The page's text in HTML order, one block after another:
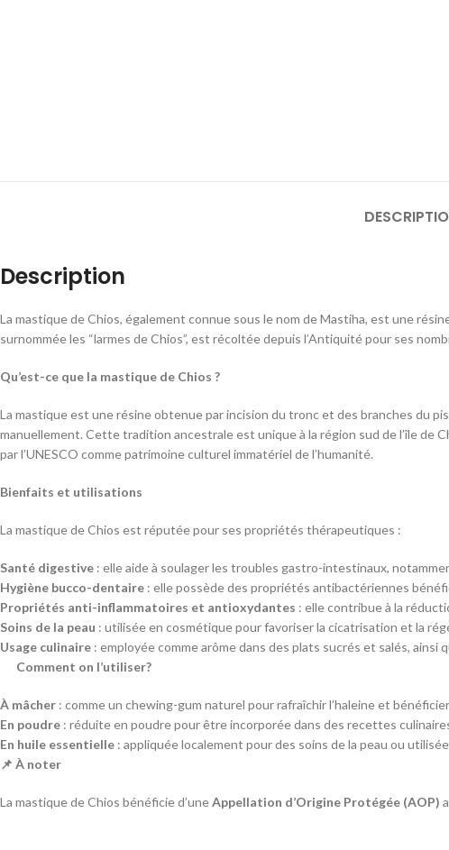
Description
La mastique de Chios, également connue sous le nom de Mastiha, est une
surnommée les “larmes de Chios”, est récoltée depuis l’Antiquité pour ses
Qu’est-ce que la mastique de Chios ?
La mastique est une résine obtenue par incision du tronc et des branches du
manuellement. Cette tradition ancestrale est unique à la région sud de l’île
par l’UNESCO comme patrimoine culturel immatériel de l’humanité.
Bienfaits et utilisations
La mastique de Chios est réputée pour ses propriétés thérapeutiques :
Santé digestive : elle aide à soulager les troubles gastro-intestinaux,
Hygiène bucco-dentaire : elle possède des propriétés antibactériennes
Propriétés anti-inflammatoires et antioxydantes : elle contribue à la
Soins de la peau : utilisée en cosmétique pour favoriser la cicatrisation et la
Usage culinaire : employée comme arôme dans des plats sucrés et salés,
Comment on l’utiliser?
À mâcher : comme un chewing-gum naturel pour rafraîchir l’haleine et
En poudre : réduite en poudre pour être incorporée dans des recettes
En huile essentielle : appliquée localement pour des soins de la peau ou
📌 À noter
La mastique de Chios bénéficie d’uneAppellation d’Origine Protégée (AOP)